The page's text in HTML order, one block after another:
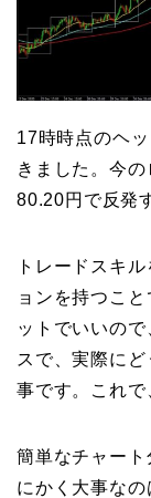
17時時点のヘ
きました。今の
80.20円で反発
トレードスキ
ョンを持つこ
ットでいいの
スで、実際に
事です。これで
簡単なチャート
にかく大事な